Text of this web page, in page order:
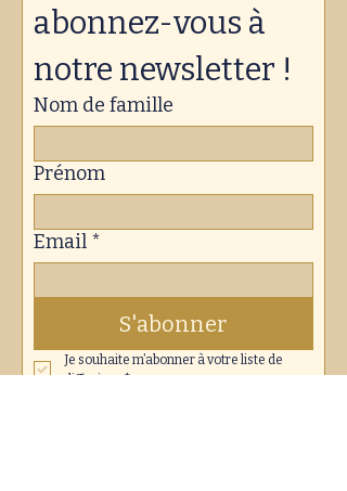
abonnez-vous à
notre newsletter !
Nom de famille
Prénom
Email *
S'abonner
Je souhaite m’abonner à votre liste de
diffusion. *